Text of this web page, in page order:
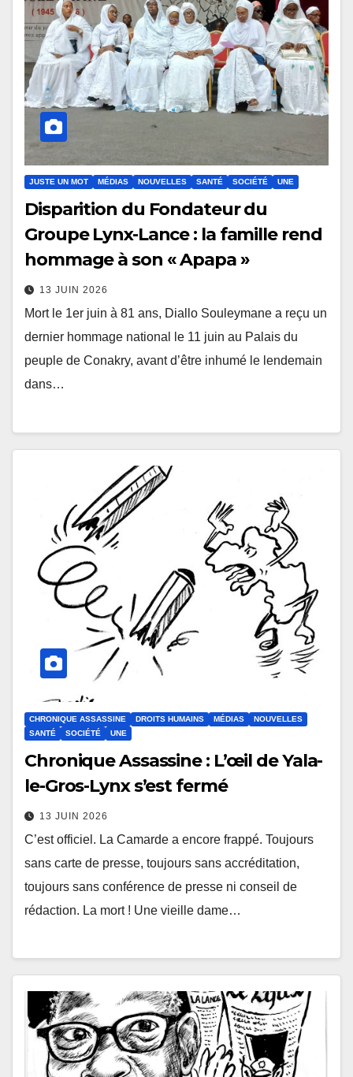
JUSTE UN MOT MÉDIAS NOUVELLES SANTÉ SOCIÉTÉ UNE
Disparition du Fondateur du
Groupe Lynx-Lance : la famille rend
hommage à son « Apapa »
13 JUIN 2026
Mort le 1er juin à 81 ans, Diallo Souleymane a reçu un
dernier hommage national le 11 juin au Palais du
peuple de Conakry, avant d’être inhumé le lendemain
dans…
CHRONIQUE ASSASSINE DROITS HUMAINS MÉDIAS
NOUVELLES
SANTÉ
SOCIÉTÉ UNE
Chronique Assassine : L’œil de Yala-
le-Gros-Lynx s’est fermé
13 JUIN 2026
C’est officiel. La Camarde a encore frappé. Toujours
sans carte de presse, toujours sans accréditation,
toujours sans conférence de presse ni conseil de
rédaction. La mort ! Une vieille dame…